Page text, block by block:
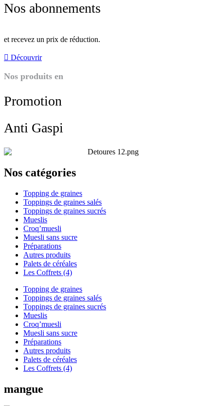
Nos abonnements
et recevez un prix de réduction.
Découvrir
Nos produits en
Promotion
Anti Gaspi
Nos catégories
Topping de graines
Toppings de graines salés
Toppings de graines sucrés
Mueslis
Croq’muesli
Muesli sans sucre
Préparations
Autres produits
Palets de céréales
Les Coffrets (4)
Topping de graines
Toppings de graines salés
Toppings de graines sucrés
Mueslis
Croq’muesli
Muesli sans sucre
Préparations
Autres produits
Palets de céréales
Les Coffrets (4)
mangue